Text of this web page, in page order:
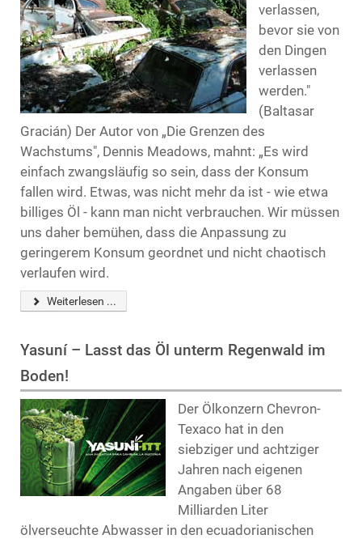
verlassen,
bevor sie von
den Dingen
verlassen
werden."
(Baltasar
Gracián) Der Autor von „Die Grenzen des
Wachstums", Dennis Meadows, mahnt: „Es wird
einfach zwangsläufig so sein, dass der Konsum
fallen wird. Etwas, was nicht mehr da ist - wie etwa
billiges Öl - kann man nicht verbrauchen. Wir müssen
uns daher bemühen, dass die Anpassung zu
geringerem Konsum geordnet und nicht chaotisch
verlaufen wird.
Weiterlesen ...
Yasuní – Lasst das Öl unterm Regenwald im
Boden!
Der Ölkonzern Chevron-
Texaco hat in den
siebziger und achtziger
Jahren nach eigenen
Angaben über 68
Milliarden Liter
ölverseuchte Abwasser in den ecuadorianischen